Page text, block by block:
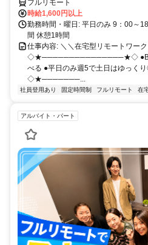
フルリモート
時給1,600円以上
勤務時間・曜日: 平日のみ 9：00～
間 休憩1時間
仕事内容: ＼＼在宅型リモートワーク
◇★───────────────★◇ ●BtoB
べる ●平日のみ週5で土日はゆっく
◇★───────...
社員登用あり 固定時間制 フルリモート 在
アルバイト・パート